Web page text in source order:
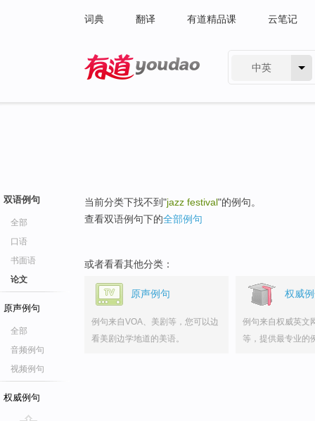
词典 翻译 有道精品课 云笔记
中英
双语例句
全部
口语
书面语
论文
原声例句
全部
音频例句
视频例句
权威例句
当前分类下找不到"jazz festival"的例句。
查看双语例句下的全部例句
或者看看其他分类：
原声例句
例句来自VOA、美剧等，您可以边
看美剧边学地道的美语。
权威
例句来自权威英文
等，提供最专业的